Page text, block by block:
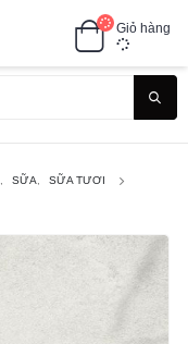
Giỏ hàng
SỮA
SỮA TƯƠI